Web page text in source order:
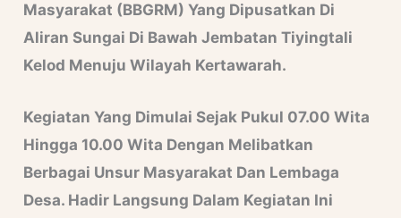
Masyarakat (BBGRM) Yang Dipusatkan Di
Aliran Sungai Di Bawah Jembatan Tiyingtali
Kelod Menuju Wilayah Kertawarah.
Kegiatan Yang Dimulai Sejak Pukul 07.00 Wita
Hingga 10.00 Wita Dengan Melibatkan
Berbagai Unsur Masyarakat Dan Lembaga
Desa. Hadir Langsung Dalam Kegiatan Ini